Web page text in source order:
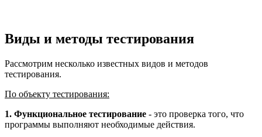
Виды и методы тестирования
Рассмотрим несколько известных видов и методов
тестирования.
По объекту тестирования:
1. Функциональное тестирование - это проверка того, что
программы выполняют необходимые действия.